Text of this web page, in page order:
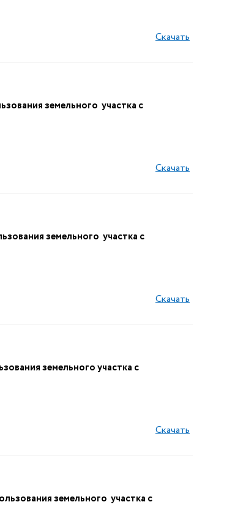
Скачать
земельного участка с
Скачать
земельного участка с
Скачать
земельного участка с
Скачать
земельного участка с